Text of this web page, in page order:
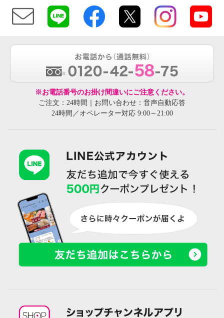
※お電話番号のお掛け間違いにご注意ください。
ご注文：24時間｜お問い合わせ：音声自動応答
24時間／オペレーター対応 9:00～21:00